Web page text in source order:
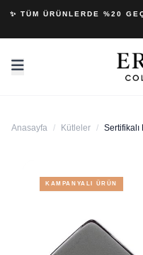
✨ TÜM ÜRÜNLERDE %20
Anasayfa / Kütleler / Sertifikalı
KAMPANYALI ÜRÜN